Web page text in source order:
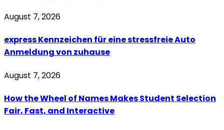
August 7, 2026
express Kennzeichen für eine stressfreie Auto
Anmeldung von zuhause
August 7, 2026
How the Wheel of Names Makes Student Selection
Fair, Fast, and Interactive